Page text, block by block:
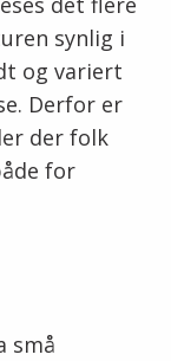
synlig i
og variert
Derfor er
der folk
for
små